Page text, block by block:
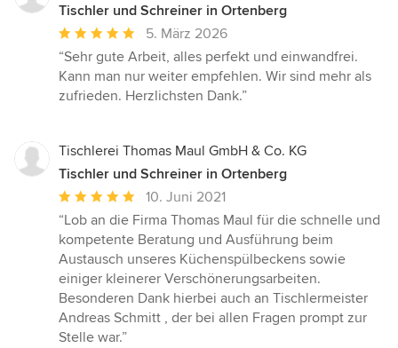
Tischler und Schreiner in Ortenberg
Durchschnittliche
Bewertung:
5
von
5. März 2026
“Sehr gute Arbeit, alles perfekt und einwandfrei.
Kann man nur weiter empfehlen. Wir sind mehr als
zufrieden. Herzlichsten Dank.”
Tischlerei Thomas Maul GmbH & Co. KG
Tischler und Schreiner in Ortenberg
Durchschnittliche
Bewertung:
5
von
5
Sternen
10. Juni 2021
“Lob an die Firma Thomas Maul für die schnelle und
kompetente Beratung und Ausführung beim
Austausch unseres Küchenspülbeckens sowie
einiger kleinerer Verschönerungsarbeiten.
Besonderen Dank hierbei auch an Tischlermeister
Andreas Schmitt , der bei allen Fragen prompt zur
Stelle war.”